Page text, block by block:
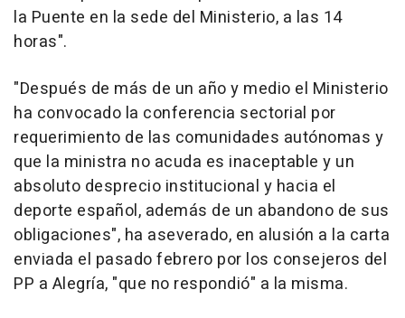
la Puente en la sede del Ministerio, a las 14
horas".
"Después de más de un año y medio el Ministerio
ha convocado la conferencia sectorial por
requerimiento de las comunidades autónomas y
que la ministra no acuda es inaceptable y un
absoluto desprecio institucional y hacia el
deporte español, además de un abandono de sus
obligaciones", ha aseverado, en alusión a la carta
enviada el pasado febrero por los consejeros del
PP a Alegría, "que no respondió" a la misma.